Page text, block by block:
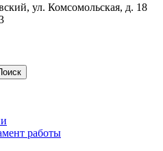
ул. Комсомольская, д. 18
работы